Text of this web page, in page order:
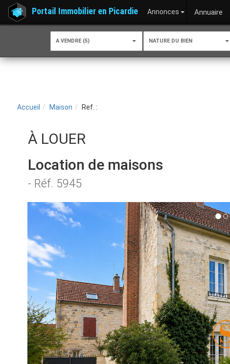
Portail Immobilier en Picardie Annonces Annuaire
A VENDRE (5) NATURE DU BIEN
Accueil Maison Ref. :
À LOUER
Location de maisons
- Réf. 5945